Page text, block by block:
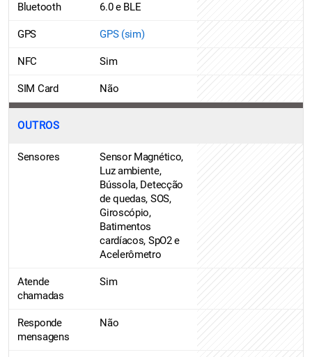
Bluetooth 6.0 e BLE
GPS GPS (sim)
NFC Sim
SIM Card Não
OUTROS
Sensores
Sensor Magnético,
Luz ambiente,
Bússola, Detecção
de quedas, SOS,
Giroscópio,
Batimentos
cardíacos, SpO2 e
Acelerômetro
Atende
chamadas
Sim
Responde
mensagens
Não